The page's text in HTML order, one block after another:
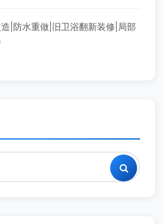
|防水重做|旧卫浴翻新装修|局部